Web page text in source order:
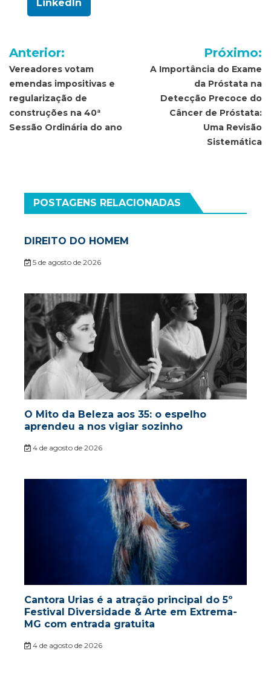
LinkedIn
Navegação
de
Post
Anterior:
Vereadores votam
emendas impositivas e
regularização de
construções na 40ª
Sessão Ordinária do ano
Próximo:
A Importância do Exame
da Próstata na
Detecção Precoce do
Câncer de Próstata:
Uma Revisão
Sistemática
POSTAGENS RELACIONADAS
DIREITO DO HOMEM
5 de agosto de 2026
O Mito da Beleza aos 35: o espelho
aprendeu a nos vigiar sozinho
4 de agosto de 2026
Cantora Urias é a atração principal do 5º
Festival Diversidade & Arte em Extrema-
MG com entrada gratuita
4 de agosto de 2026